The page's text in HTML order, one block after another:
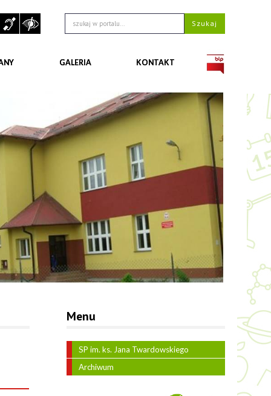
GALERIA KONTAKT
Menu
SP im. ks. Jana Twardowskiego
Archiwum